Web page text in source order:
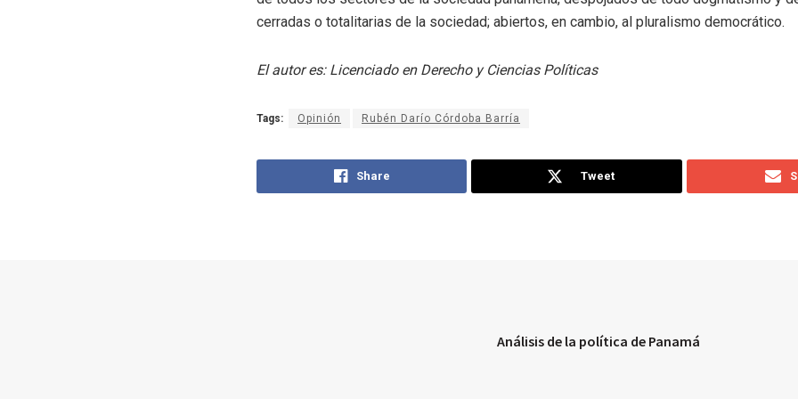
cerradas o totalitarias de la sociedad; abiertos, en cambio, al pluralismo democrático.
El autor es: Licenciado en Derecho y Ciencias Políticas
Tags: Opinión Rubén Darío Córdoba Barría
Share Tweet
Análisis de la política de Panamá